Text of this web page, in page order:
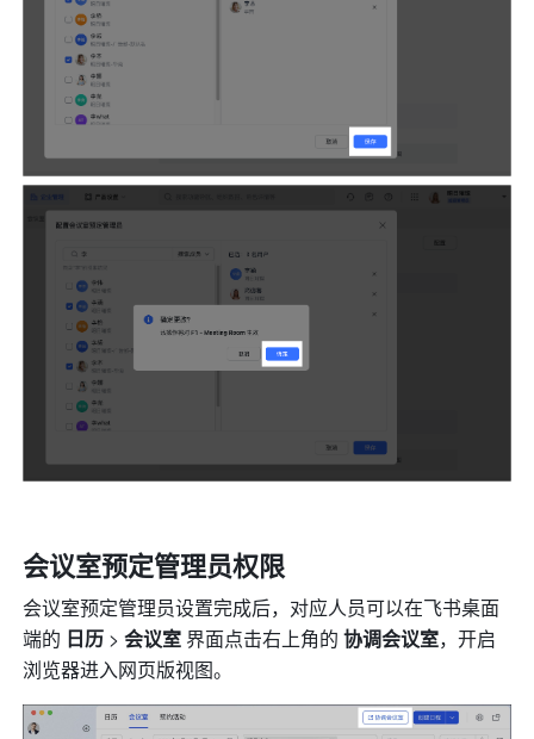
会议室预定管理员权限
会议室预定管理员设置完成后，对应人员可以在飞书桌面
端的 日历 > 会议室 界面点击右上角的 协调会议室，开启
浏览器进入网页版视图。